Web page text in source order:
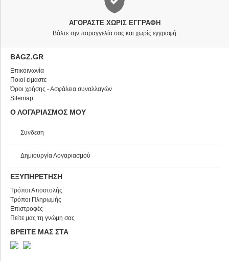
ΑΓΟΡΆΣΤΕ ΧΩΡΊΣ ΕΓΓΡΑΦΉ
Βάλτε την παραγγελία σας και χωρίς εγγραφή
BAGZ.GR
Επικοινωνία
Ποιοί είμαστε
Όροι χρήσης - Ασφάλεια συναλλαγών
Sitemap
Ο ΛΟΓΑΡΙΑΣΜΟΣ ΜΟΥ
Συνδεση
Δημιουργία Λογαριασμού
ΕΞΥΠΗΡΕΤΗΣΗ
Τρόποι Αποστολής
Τρόποι Πληρωμής
Επιστροφές
Πείτε μας τη γνώμη σας
ΒΡΕΙΤΕ ΜΑΣ ΣΤΑ